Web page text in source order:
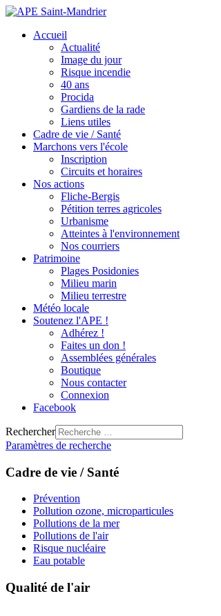
Accueil
Actualité
Image du jour
Risque incendie
40 ans
Procida
Gardiens de la rade
Liens utiles
Cadre de vie / Santé
Marchons vers l'école
Inscription
Circuits et horaires
Nos actions
Fliche-Bergis
Pétition terres agricoles
Urbanisme
Atteintes à l'environnement
Nos courriers
Patrimoine
Plages Posidonies
Milieu marin
Milieu terrestre
Météo locale
Soutenez l'APE !
Adhérez !
Faites un don !
Assemblées générales
Boutique
Nous contacter
Connexion
Facebook
Rechercher
Paramètres de recherche
Cadre de vie / Santé
Prévention
Pollution ozone, microparticules
Pollutions de la mer
Pollutions de l'air
Risque nucléaire
Eau potable
Qualité de l'air